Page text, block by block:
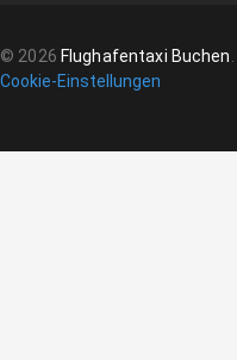
© 2026 Flughafentaxi Buchen.
Cookie-Einstellungen